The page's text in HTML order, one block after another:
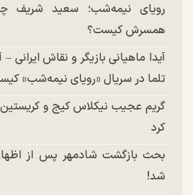
رویای نیمه‌شب؛ سعید شریف
همسرش کیست؟
آیدا ماهیانی بازیگر و نقاش ایرانی
تلما در سریال «رویای نیمه‌شب»
گریم عجیب نیکلاس کیج و
کرد
بحث بازگشت شادمهر پس از
شد!